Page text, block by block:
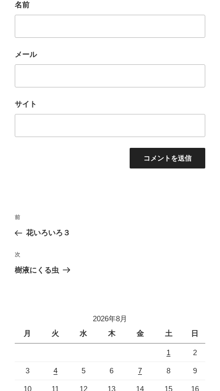
名前
メール
サイト
投
ナ
ビ
ゲ
前
の
稿
前
花いろいろ３
次
の
次
樹液にくる虫
2026年8月
月
火 水 木 金 土 日
1 2
3 4 5 6 7 8 9
10 11 12 13 14 15 16